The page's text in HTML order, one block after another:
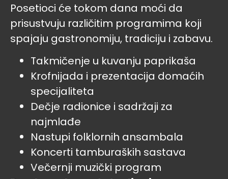
Posetioci će tokom dana moći da
prisustvuju različitim programima koji
spajaju gastronomiju, tradiciju i zabavu.
Takmičenje u kuvanju paprikaša
Krofnijada i prezentacija domaćih
specijaliteta
Dečje radionice i sadržaji za
najmlađe
Nastupi folklornih ansambala
Koncerti tamburaških sastava
Večernji muzički program